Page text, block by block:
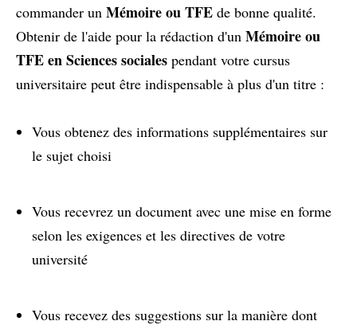
commander un Mémoire ou TFE de bonne qualité.
Obtenir de l'aide pour la rédaction d'un Mémoire ou
TFE en Sciences sociales pendant votre cursus
universitaire peut être indispensable à plus d'un titre :
Vous obtenez des informations supplémentaires sur
le sujet choisi
Vous recevrez un document avec une mise en forme
selon les exigences et les directives de votre
université
Vous recevez des suggestions sur la manière dont